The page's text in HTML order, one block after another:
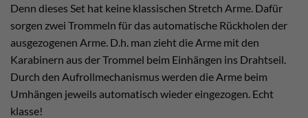
Denn dieses Set hat keine klassischen Stretch Arme. Dafür
sorgen zwei Trommeln für das automatische Rückholen der
ausgezogenen Arme. D.h. man zieht die Arme mit den
Karabinern aus der Trommel beim Einhängen ins Drahtseil.
Durch den Aufrollmechanismus werden die Arme beim
Umhängen jeweils automatisch wieder eingezogen. Echt
klasse!